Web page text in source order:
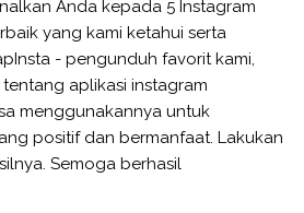
Anda kepada 5 Instagram
yang kami ketahui serta
- pengunduh favorit kami,
aplikasi instagram
menggunakannya untuk
positif dan bermanfaat. Lakukan
Semoga berhasil